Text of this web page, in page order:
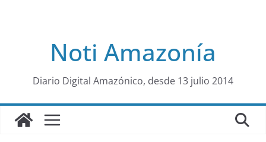
al
Noti Amazonía
Diario Digital Amazónico, desde 13 julio 2014